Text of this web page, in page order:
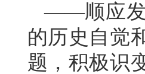
——顺应发
的历史自觉
题，积极识